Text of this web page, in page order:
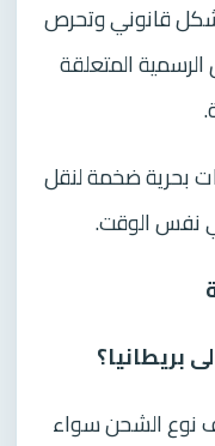
قانوني وتحرص
المتعلقة
بحرية ضخمة لنقل
نفس الوقت.
نوع الشحن سواء